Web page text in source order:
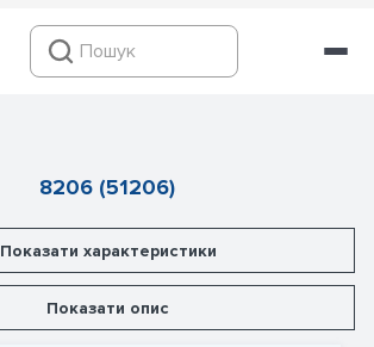
8206 (51206)
Показати характеристики
Показати опис